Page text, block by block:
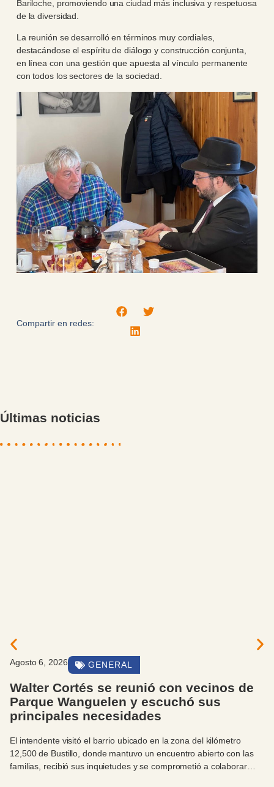
Bariloche, promoviendo una ciudad más inclusiva y respetuosa
de la diversidad.
La reunión se desarrolló en términos muy cordiales,
destacándose el espíritu de diálogo y construcción conjunta,
en línea con una gestión que apuesta al vínculo permanente
con todos los sectores de la sociedad.
Compartir en redes:
Últimas noticias
Agosto 6, 2026 AVISOS IMPORTANTES
El Municipio trabaja en la contención de
la Barda del Ñireco y lleva tranquilidad a
los vecinos
Los equipos municipales intervinieron de inmediato tras el
desprendimiento de material registrado en el sector. Las
evaluaciones realizadas determinaron que la calle permanece